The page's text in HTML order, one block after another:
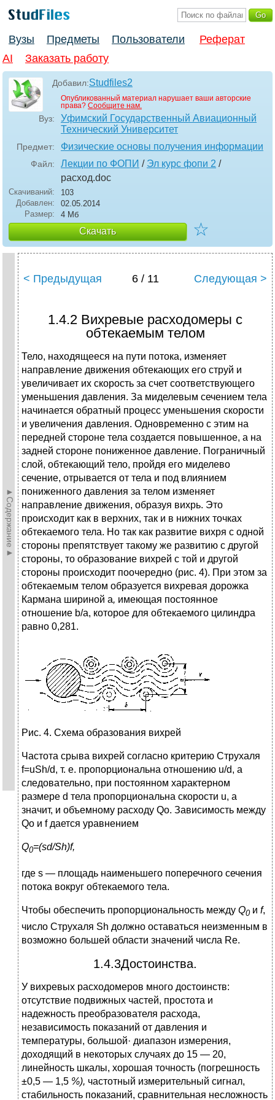
Вузы Предметы Пользователи
Реферат
AI
Заказать работу
Добавил:Studfiles2
Опубликованный материал нарушает ваши авторские
права? Сообщите нам.
Вуз:
Уфимский Государственный Авиационный
Технический Университет
Предмет: Физические основы получения информации
Файл: Лекции по ФОПИ / Эл курс фопи 2 /
расход.doc
Скачиваний:
103
Добавлен:
02.05.2014
Размер:
4 Мб
Скачать ☆
►Содержание►
< Предыдущая 6 / 11 Следующая >
1.4.2 Вихревые расходомеры с
обтекаемым телом
Тело, находящееся на пути потока, изменяет
направление движения обтекающих его струй и
увеличивает их скорость за счет соответствующего
уменьшения давления. За миделевым сечением тела
начинается обратный процесс уменьшения скорости
и увеличения давления. Одновременно с этим на
передней стороне тела создается повышенное, а на
задней стороне пониженное давление. Пограничный
слой, обтекающий тело, пройдя его миделево
сечение, отрывается от тела и под влиянием
пониженного давления за телом изменяет
направление движения, образуя вихрь. Это
происходит как в верхних, так и в нижних точках
обтекаемого тела. Но так как развитие вихря с одной
стороны препятствует такому же развитию с другой
стороны, то образование вихрей с той и другой
стороны происходит поочередно (рис. 4). При этом за
обтекаемым телом образуется вихревая дорожка
Кармана шириной а, имеющая постоянное
отношение b/а, которое для обтекаемого цилиндра
равно 0,281.
Рис. 4. Схема образования вихрей
Частота срыва вихрей согласно критерию Струхаля
f=uSh/d, т. е. пропорциональна отношению u/d, а
следовательно, при постоянном характерном
размере d тела пропорциональна скорости u, а
значит, и объемному расходу Qo. Зависимость между
Qo и f дается уравнением
Q0=(sd/Sh)f,
где s — площадь наименьшего поперечного сечения
потока вокруг обтекаемого тела.
Чтобы обеспечить пропорциональность между Q0и f,
число Струхаля Sh должно оставаться неизменным в
возможно большей области значений числа Re.
1.4.3Достоинства.
У вихревых расходомеров много достоинств:
отсутствие подвижных частей, простота и
надежность преобразователя расхода,
независимость показаний от давления и
температуры, большой· диапазон измерения,
доходящий в некоторых случаях до 15 — 20,
линейность шкалы, хорошая точность (погрешность
±0,5 — 1,5 %), частотный измерительный сигнал,
стабильность показаний, сравнительная несложность